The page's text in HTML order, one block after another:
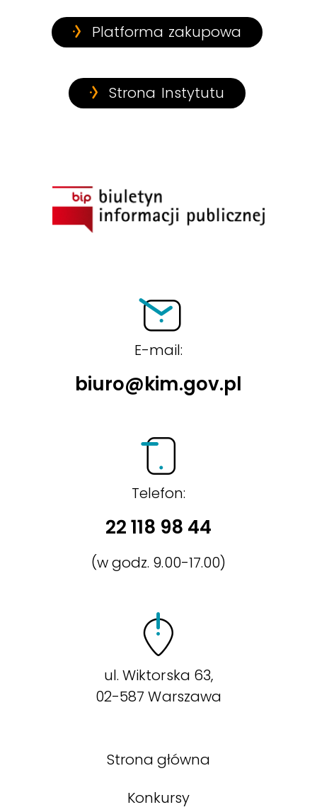
Platforma zakupowa
Strona Instytutu
E-mail:
biuro@kim.gov.pl
Telefon:
22 118 98 44
(w godz. 9.00-17.00)
ul. Wiktorska 63,
02-587 Warszawa
Strona główna
Konkursy